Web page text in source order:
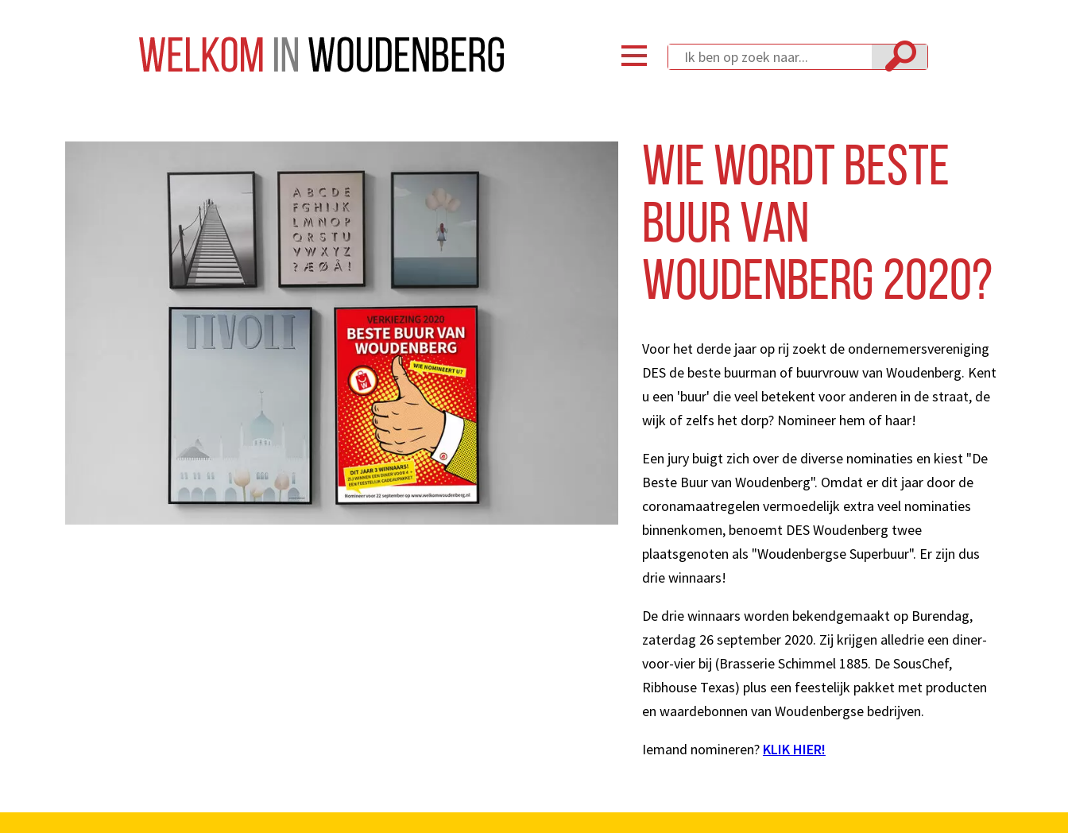
Wie wordt Beste
Buur van
Woudenberg 2020?
Voor het derde jaar op rij zoekt de ondernemersvereniging
DES de beste buurman of buurvrouw van Woudenberg. Kent
u een 'buur' die veel betekent voor anderen in de straat, de
wijk of zelfs het dorp? Nomineer hem of haar!
Een jury buigt zich over de diverse nominaties en kiest "De
Beste Buur van Woudenberg". Omdat er dit jaar door de
coronamaatregelen vermoedelijk extra veel nominaties
binnenkomen, benoemt DES Woudenberg twee
plaatsgenoten als "Woudenbergse Superbuur". Er zijn dus
drie winnaars!
De drie winnaars worden bekendgemaakt op Burendag,
zaterdag 26 september 2020. Zij krijgen alledrie een diner-
voor-vier bij (Brasserie Schimmel 1885. De SousChef,
Ribhouse Texas) plus een feestelijk pakket met producten
en waardebonnen van Woudenbergse bedrijven.
Iemand nomineren? KLIK HIER!